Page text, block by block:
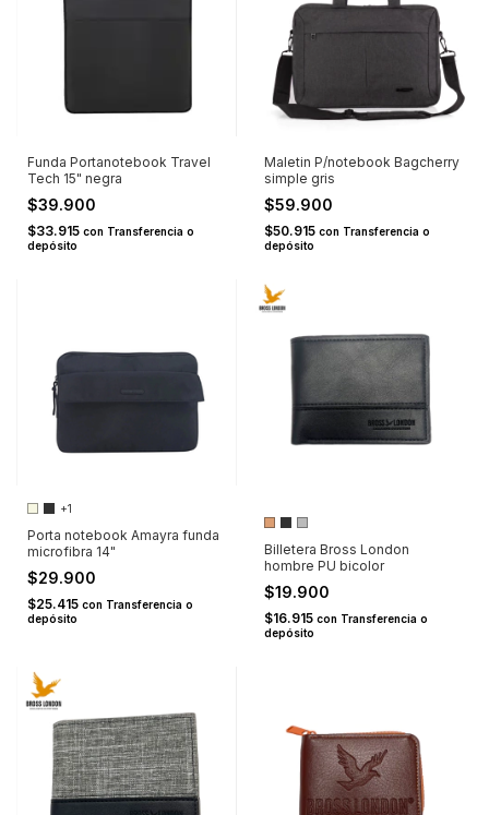
Funda Portanotebook Travel
Tech 15" negra
$39.900
$33.915 con Transferencia o
depósito
Maletin P/notebook Bagcherry
simple gris
$59.900
$50.915 con Transferencia o
depósito
+1
Porta notebook Amayra funda
microfibra 14"
$29.900
$25.415 con Transferencia o
depósito
Billetera Bross London
hombre PU bicolor
$19.900
$16.915 con Transferencia o
depósito